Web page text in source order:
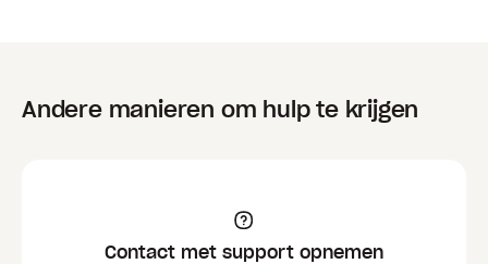
Andere manieren om hulp te krijgen
Contact met support opnemen